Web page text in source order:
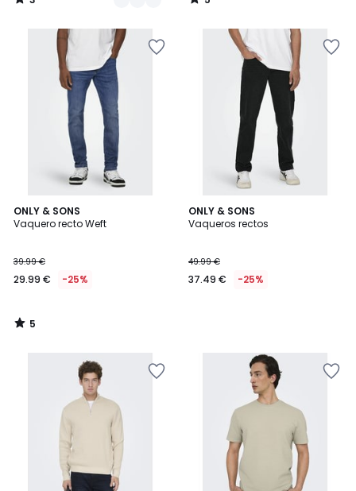
/
/
ONLY & SONS
Vaquero recto Weft
39.99 €
29.99 € -25%
5
/
5
/
ONLY & SONS
Vaqueros rectos
49.99 €
37.49 € -25%